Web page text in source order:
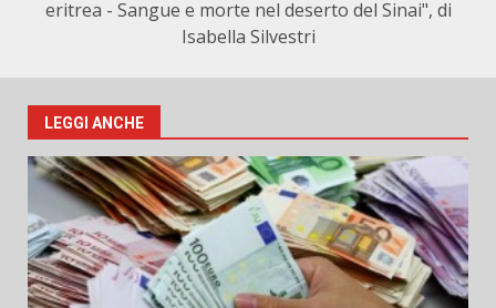
eritrea - Sangue e morte nel deserto del Sinai", di
Isabella Silvestri
LEGGI ANCHE